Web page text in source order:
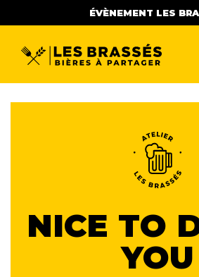
ÉVÈNEMENT LES
NICE TO
YOU